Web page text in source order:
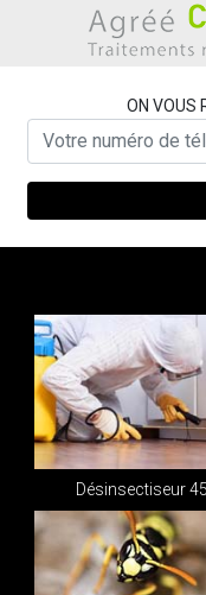
ON VOUS
Désinsectiseur 45